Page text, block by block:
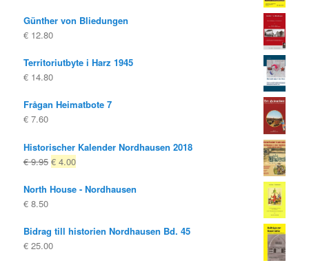
Günther von Bliedungen
€ 12.80
Territoriutbyte i Harz 1945
€ 14.80
Frågan Heimatbote 7
€ 7.60
Historischer Kalender Nordhausen 2018
€9.95 Ursprungligt
var:
€ 4.00Nuvarande
är:
North House - Nordhausen
€ 8.50
Bidrag till historien Nordhausen Bd. 45
€ 25.00